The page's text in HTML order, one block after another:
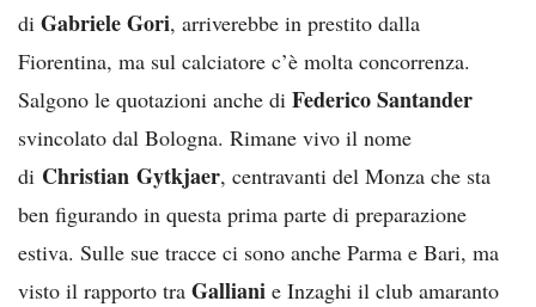
di Gabriele Gori, arriverebbe in prestito dalla
Fiorentina, ma sul calciatore c’è molta concorrenza.
Salgono le quotazioni anche di Federico Santander
svincolato dal Bologna. Rimane vivo il nome
di Christian Gytkjaer, centravanti del Monza che sta
ben figurando in questa prima parte di preparazione
estiva. Sulle sue tracce ci sono anche Parma e Bari, ma
visto il rapporto tra Galliani e Inzaghi il club amaranto